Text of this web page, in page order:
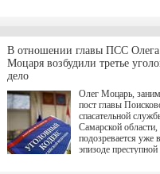
на трудоустройство
спокойную
мирной жизни.
В отношении главы ПСС Олега
Моцаря возбудили третье
дело
Олег Моцарь,
пост главы
спасательной
Самарской области,
подозревается уже
эпизоде преступной